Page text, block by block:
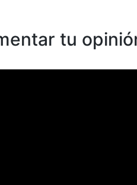
tu